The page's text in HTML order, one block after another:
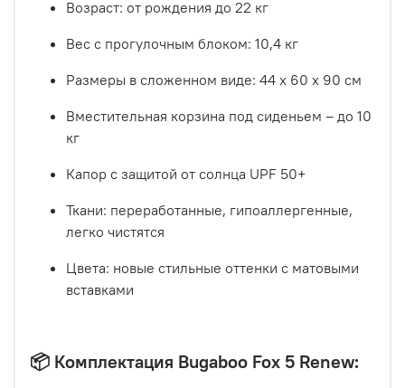
Возраст: от рождения до 22 кг
Вес с прогулочным блоком: 10,4 кг
Размеры в сложенном виде: 44 x 60 x 90 см
Вместительная корзина под сиденьем – до 10
кг
Капор с защитой от солнца UPF 50+
Ткани: переработанные, гипоаллергенные,
легко чистятся
Цвета: новые стильные оттенки с матовыми
вставками
📦 Комплектация Bugaboo Fox 5 Renew: